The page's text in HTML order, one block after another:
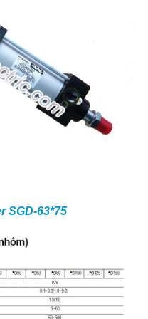
SGD-63*75